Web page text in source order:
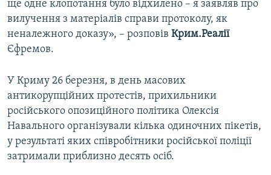
ще одне клопотання було відхилено – я заявляв про
вилучення з матеріалів справи протоколу, як
неналежного доказу», – розповів Крим.Реалії
Єфремов.
У Криму 26 березня, в день масових
антикорупційних протестів, прихильники
російського опозиційного політика Олексія
Навального організували кілька одиночних пікетів,
у результаті яких співробітники російської поліції
затримали приблизно десять осіб.